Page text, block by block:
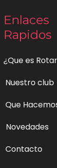
Enlaces
Rapidos
¿Que es
Nuestro club
Que
Novedades
Contacto